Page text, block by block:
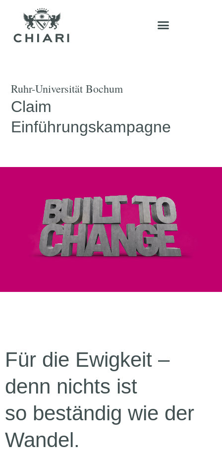
Ruhr-Universität Bochum
Claim
Einführungskampagne
Für die Ewigkeit –
denn nichts ist
so beständig wie der
Wandel.